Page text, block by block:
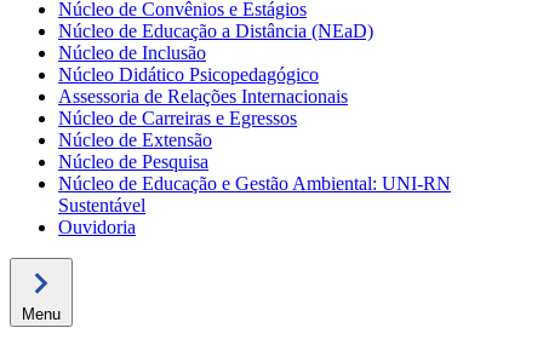
Núcleo de Convênios e Estágios
Núcleo de Educação a Distância (NEaD)
Núcleo de Inclusão
Núcleo Didático Psicopedagógico
Assessoria de Relações Internacionais
Núcleo de Carreiras e Egressos
Núcleo de Extensão
Núcleo de Pesquisa
Núcleo de Educação e Gestão Ambiental: UNI-RN
Sustentável
Ouvidoria
Menu